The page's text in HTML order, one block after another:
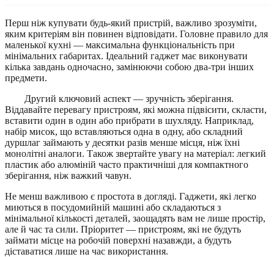
Перш ніж купувати будь-який пристрій, важливо зрозуміти,
яким критеріям він повинен відповідати. Головне правило для
маленької кухні — максимальна функціональність при
мінімальних габаритах. Ідеальний гаджет має виконувати
кілька завдань одночасно, замінюючи собою два-три інших
предмети.
Другий ключовий аспект — зручність зберігання.
Віддавайте перевагу пристроям, які можна підвісити, скласти,
вставити один в один або прибрати в шухляду. Наприклад,
набір мисок, що вставляються одна в одну, або складний
дуршлаг займають у десятки разів менше місця, ніж їхні
монолітні аналоги. Також звертайте увагу на матеріал: легкий
пластик або алюміній часто практичніші для компактного
зберігання, ніж важкий чавун.
Не менш важливою є простота в догляді. Гаджети, які легко
миються в посудомийній машині або складаються з
мінімальної кількості деталей, заощадять вам не лише простір,
але й час та сили. Пріоритет — пристроям, які не будуть
займати місце на робочій поверхні назавжди, а будуть
діставатися лише на час використання.